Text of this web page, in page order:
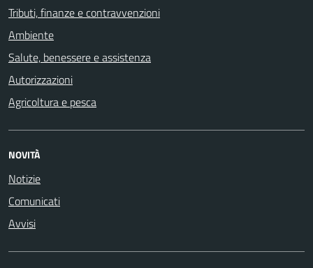
Tributi, finanze e contravvenzioni
Ambiente
Salute, benessere e assistenza
Autorizzazioni
Agricoltura e pesca
NOVITÀ
Notizie
Comunicati
Avvisi